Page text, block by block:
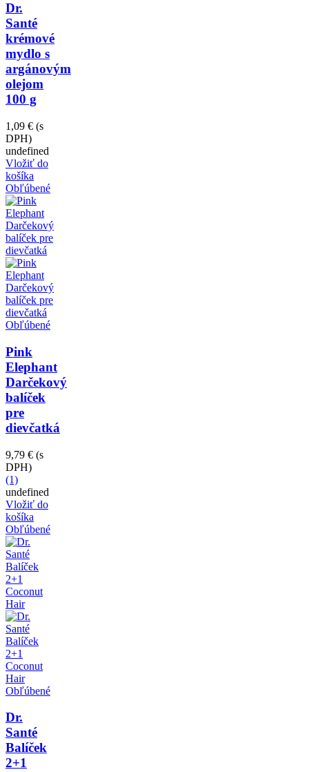
Dr.
Santé
krémové
mydlo s
argánovým
olejom
100 g
1,09 € (s
DPH)
undefined
Vložiť do
košíka
Obľúbené
Obľúbené
Pink
Elephant
Darčekový
balíček
pre
dievčatká
9,79 € (s
DPH)
(1)
undefined
Vložiť do
košíka
Obľúbené
Obľúbené
Dr.
Santé
Balíček
2+1